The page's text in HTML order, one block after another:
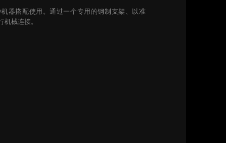
器搭配使用。通过一个专用的钢制支架、以准
机械连接。